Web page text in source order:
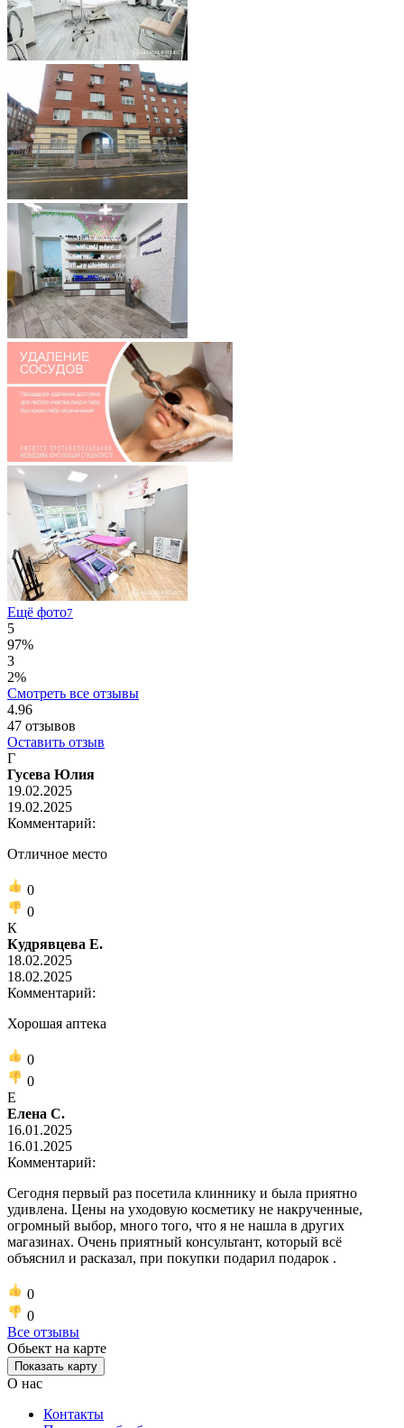
Ещё фото7
5
97%
3
2%
Смотреть все отзывы
4.96
47 отзывов
Оставить отзыв
Г
Гусева Юлия
19.02.2025
19.02.2025
Комментарий:
Отличное место
0
0
К
Кудрявцева Е.
18.02.2025
18.02.2025
Комментарий:
Хорошая аптека
0
0
Е
Елена С.
16.01.2025
16.01.2025
Комментарий:
Сегодня первый раз посетила клиннику и была приятно
удивлена. Цены на уходовую косметику не накрученные,
огромный выбор, много того, что я не нашла в других
магазинах. Очень приятный консультант, который всё
объяснил и расказал, при покупки подарил подарок .
0
0
Все отзывы
Обьект на карте
Показать карту
О нас
Контакты